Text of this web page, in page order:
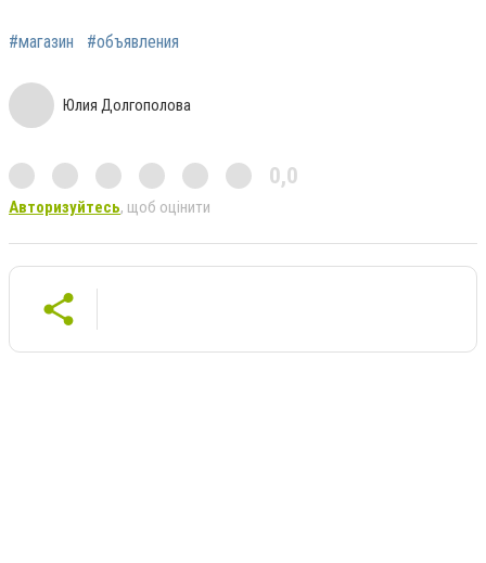
#магазин #объявления
Юлия Долгополова
0,0
Авторизуйтесь, щоб оцінити